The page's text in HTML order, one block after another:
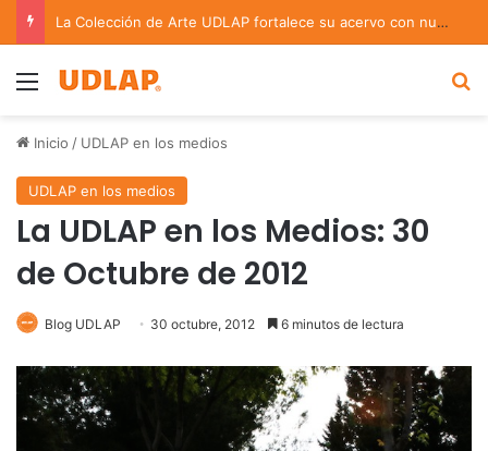
La Colección de Arte UDLAP fortalece su acervo con nuevas obras de artistas emergentes y consolidados
Menu
Inicio / UDLAP en los medios
UDLAP en los medios
La UDLAP en los Medios: 30
de Octubre de 2012
Blog UDLAP 30 octubre, 2012 6 minutos de lectura